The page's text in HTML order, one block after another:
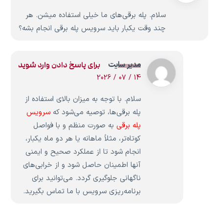
سلام. پله برقی‌های ما خیلی استفاده میشن. هر
چند وقت یکبار باید سرویس پله برقی انجام بشه؟
مدیر سایت
14 / 07 / 2026
سلام. با توجه به میزان بالای استفاده از
پله برقی‌ها، توصیه می‌شود کهسرویس
پله برقی به صورت منظم و با فواصل
کوتاه‌تر، مثلاً ماهانه یا هر دو ماه یکبار،
انجام شود تا از عملکرد صحیح و ایمنی
آنها اطمینان حاصل شود و از خرابی‌های
ناگهانی جلوگیری گردد. می‌توانید برای
برنامه‌ریزی سرویس با ما تماس بگیرید.
برای پاسخ دادن وارد شوید